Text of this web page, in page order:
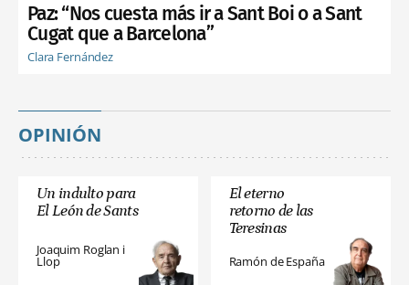
Paz: “Nos cuesta más ir a Sant Boi o a Sant
Cugat que a Barcelona”
Clara Fernández
OPINIÓN
Un indulto para
El León de Sants
Joaquim Roglan i
Llop
El eterno
retorno de las
Teresinas
Ramón de España